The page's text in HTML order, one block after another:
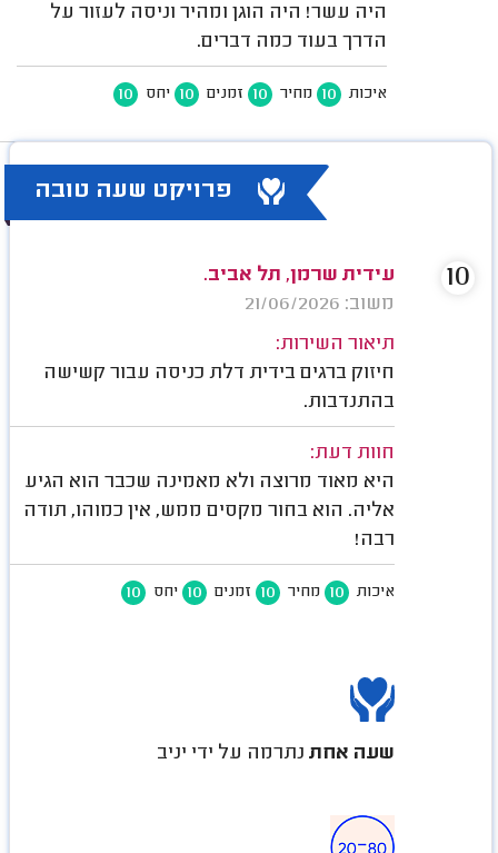
היה עשר! היה הוגן ומהיר וניסה לעזור על
הדרך בעוד כמה דברים.
איכות 10 מחיר 10 זמנים 10 יחס 10
פרויקט שעה טובה
עידית שרמן, תל אביב.
משוב: 21/06/2026
תיאור השירות:
חיזוק ברגים בידית דלת כניסה עבור קשישה
בהתנדבות.
חוות דעת:
היא מאוד מרוצה ולא מאמינה שכבר הוא הגיע
אליה. הוא בחור מקסים ממש, אין כמוהו, תודה
רבה!
איכות 10 מחיר 10 זמנים 10 יחס 10
10
שעה אחת נתרמה על ידי יניב